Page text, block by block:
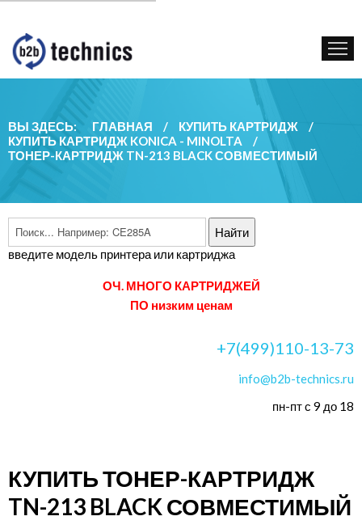
КУПИТЬ КАРТРИДЖ
ГОС. УЧРЕЖДЕНИЯМ
КОНТАКТЫ
ВЫ ЗДЕСЬ: ГЛАВНАЯ / КУПИТЬ КАРТРИДЖ
/
КУПИТЬ КАРТРИДЖ KONICA - MINOLTA
/
ТОНЕР-КАРТРИДЖ TN-213 BLACK СОВМЕСТИМЫЙ
введите модель принтера или картриджа
ОЧ. МНОГО КАРТРИДЖЕЙ
ПО низким ценам
+7(499)110-13-73
info@b2b-technics.ru
пн-пт с 9 до 18
КУПИТЬ ТОНЕР-КАРТРИДЖ
TN-213 BLACK СОВМЕСТИМЫЙ